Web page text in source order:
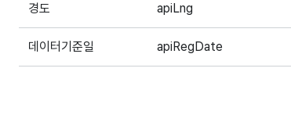
경도 apiLng
데이터기준일 apiRegDate